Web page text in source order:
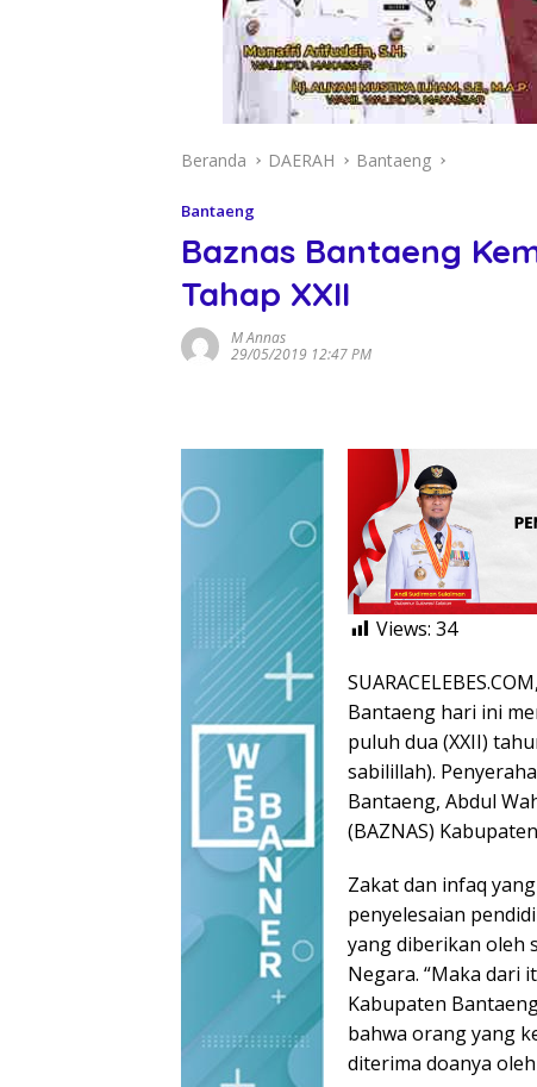
Beranda DAERAH Bantaeng
Bantaeng
Baznas Bantaeng
Tahap XXII
M Annas
29/05/2019 12:47 PM
Views: 34
Bantaeng hari ini
puluh dua (XXII)
sabilillah).
Bantaeng, Abdul
(BAZNAS)
Zakat dan infaq
penyelesaian
yang diberikan oleh
Negara. “Maka dari
Kabupaten
bahwa orang yang
diterima doanya oleh